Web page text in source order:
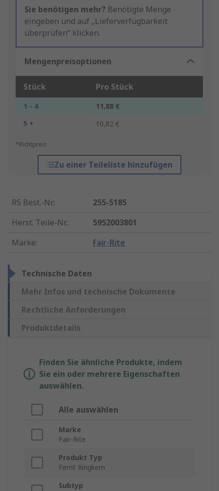
Sie benötigen mehr? Benötigte Menge
eingeben und auf „Lieferverfügbarkeit
überprüfen“ klicken.
Mengenpreisoptionen
Stück Pro Stück
1 - 4
11,88 €
5 +
10,82 €
*Richtpreis
Zu einer Teileliste hinzufügen
RS Best.-Nr.:
255-5185
Herst. Teile-Nr.:
5952003801
Marke: Fair-Rite
Technische Daten
Mehr Infos und technische Dokumente
Rechtliche Anforderungen
Produktdetails
Finden Sie ähnliche Produkte, indem
Sie ein oder mehrere Eigenschaften
auswählen.
Alle auswählen
Marke
Fair-Rite
Produkt Typ
Ferrit Ringkern
Subtyp